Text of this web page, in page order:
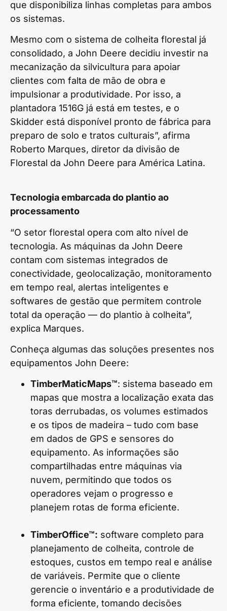
que disponibiliza linhas completas para ambos
os sistemas.
Mesmo com o sistema de colheita florestal já
consolidado, a John Deere decidiu investir na
mecanização da silvicultura para apoiar
clientes com falta de mão de obra e
impulsionar a produtividade. Por isso, a
plantadora 1516G já está em testes, e o
Skidder está disponível pronto de fábrica para
preparo de solo e tratos culturais”, afirma
Roberto Marques, diretor da divisão de
Florestal da John Deere para América Latina.
Tecnologia embarcada do plantio ao
processamento
“O setor florestal opera com alto nível de
tecnologia. As máquinas da John Deere
contam com sistemas integrados de
conectividade, geolocalização, monitoramento
em tempo real, alertas inteligentes e
softwares de gestão que permitem controle
total da operação — do plantio à colheita”,
explica Marques.
Conheça algumas das soluções presentes nos
equipamentos John Deere:
TimberMaticMaps™: sistema baseado em
mapas que mostra a localização exata das
toras derrubadas, os volumes estimados
e os tipos de madeira – tudo com base
em dados de GPS e sensores do
equipamento. As informações são
compartilhadas entre máquinas via
nuvem, permitindo que todos os
operadores vejam o progresso e
planejem rotas de forma eficiente.
TimberOffice™: software completo para
planejamento de colheita, controle de
estoques, custos em tempo real e análise
de variáveis. Permite que o cliente
gerencie o inventário e a produtividade de
forma eficiente, tomando decisões